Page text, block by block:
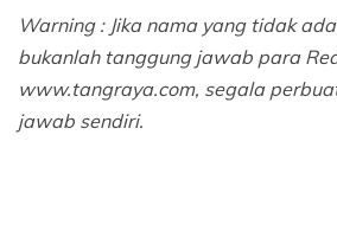
Warning : Jika nama yang tidak
bukanlah tanggung jawab para
www.tangraya.com, segala
jawab sendiri.